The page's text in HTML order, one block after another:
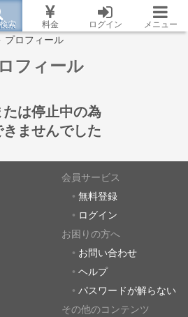
索 料金 ログイン メニュー
プロフィール
フィール
たは停止中の為
ませんでした
会員サービス
無料登録
ログイン
お困りの方へ
お問い合わせ
ヘルプ
パスワードが解らない
その他のコンテンツ